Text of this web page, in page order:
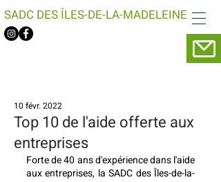
SADC DES ÎLES-DE-LA-MADELEINE
Top 10 de l'aide offerte aux
entreprises
10 févr. 2022
Forte de 40 ans d'expérience dans l'aide
aux entreprises, la SADC des Îles-de-la-